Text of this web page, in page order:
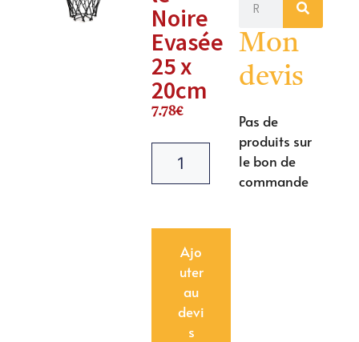
Noire
Evasée
25 x
20cm
7.78€
Ajo
uter
au
devi
s
Mon
devis
Pas de
produits sur
le bon de
commande